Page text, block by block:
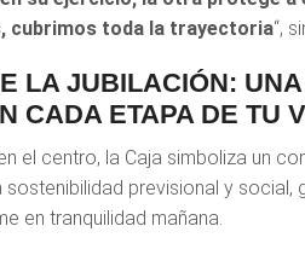
cubrimos toda la trayectoria“,
LA JUBILACIÓN:
CADA ETAPA DE TU
el centro, la Caja simboliza un
previsional y social,
en tranquilidad mañana.